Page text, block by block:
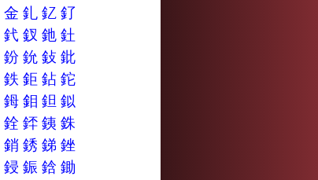
金釓釔釕
釴釵釶釷
鈖鈗鈙鈚
鉄鉅鉆鉈
鉧鉬鉭鉯
銓銔銕銖
銷銹銻銼
鋟鋠鋡鋤